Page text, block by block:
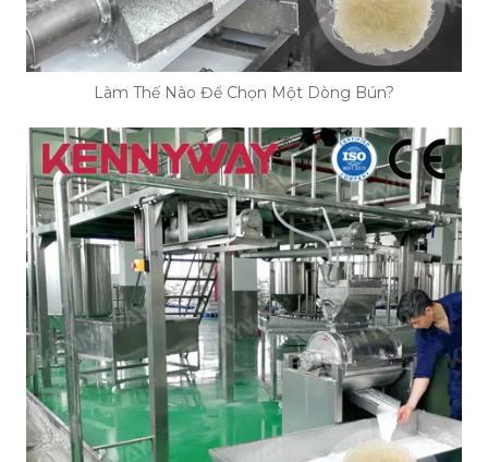
Làm Thế Nào Để Chọn Một Dòng Bún?